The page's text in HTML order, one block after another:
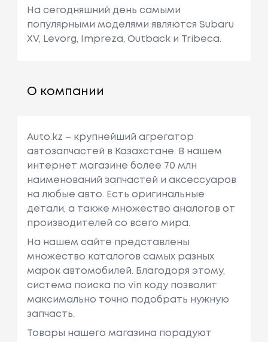
На сегодняшний день самыми
популярными моделями являются Subaru
XV, Levorg, Impreza, Outback и Tribeca.
О компании
Auto.kz – крупнейший агрегатор
автозапчастей в Казахстане. В нашем
интернет магазине более 70 млн
наименований запчастей и аксессуаров
на любые авто. Есть оригинальные
детали, а также множество аналогов от
производителей со всего мира.
На нашем сайте представлены
множество каталогов самых разных
марок автомобилей. Благодоря этому,
система поиска по vin коду позволит
максимально точно подобрать нужную
запчасть.
Товары нашего магазина порадуют